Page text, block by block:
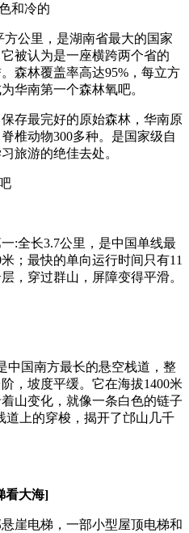
和冷的
方公里，是湖南省最大的国家
被认为是一座横跨两个省的
森林覆盖率高达95%，每立方
华南第一个森林氧吧。
存最完好的原始森林，华南原
椎动物300多种。是国家级自
旅游的绝佳去处。
:全长3.7公里，是中国单线最
；最快的单向运行时间只有11
，穿过群山，屏障变得平滑。
中国南方最长的悬空栈道，整
，坡度平缓。它在海拔1400米
山变化，就像一条白色的链子
道上的穿梭，揭开了邙山几千
看大海]
崖电梯，一部小型屋顶电梯和